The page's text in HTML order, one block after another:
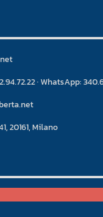
· WhatsApp:
20161, Milano